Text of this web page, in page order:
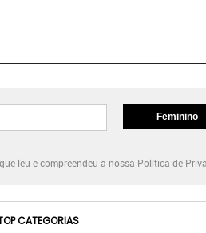
Feminino
leu e compreendeu a nossa Política de
CATEGORIAS